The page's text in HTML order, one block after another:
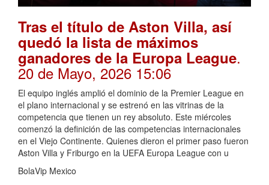
Tras el título de Aston Villa, así
quedó la lista de máximos
ganadores de la Europa League.
20 de Mayo, 2026 15:06
El equipo inglés amplió el dominio de la Premier League en
el plano internacional y se estrenó en las vitrinas de la
competencia que tienen un rey absoluto. Este miércoles
comenzó la definición de las competencias internacionales
en el Viejo Continente. Quienes dieron el primer paso fueron
Aston Villa y Friburgo en la UEFA Europa League con u
BolaVip Mexico